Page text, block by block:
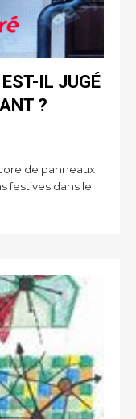
IL JUGÉ
?
de panneaux
festives dans le